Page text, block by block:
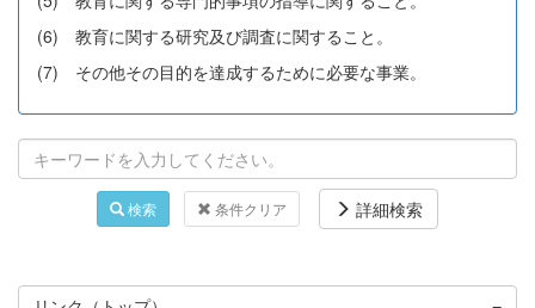
(6) 教育に関する研究及び調査に関すること。
(7) その他その目的を達成するために必要な事業。
検索 条件クリア 詳細検索